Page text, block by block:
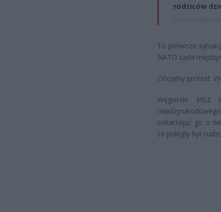
rodziców
To pierwsza
NATO żąda
Oficjalny protest.
Węgierski MSZ
oskarżając go o
że poległy był